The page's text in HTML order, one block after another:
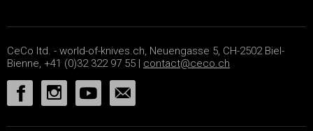
CeCo ltd. - world-of-knives.ch, Neuengasse 5, CH-2502 Biel-
Bienne, +41 (0)32 322 97 55 | contact@ceco.ch